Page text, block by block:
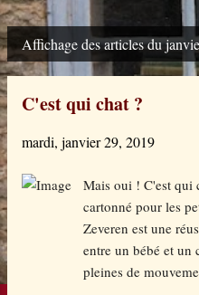
A
Affichage des articles du
C'est qui chat ?
mardi, janvier 29, 2019
Mais oui ! C'est qui
cartonné pour les
Zeveren est une
entre un bébé et un
pleines de